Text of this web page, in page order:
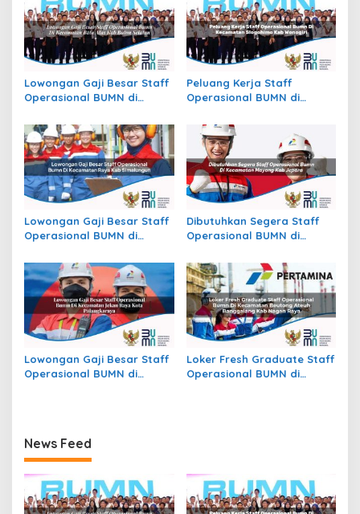
Lowongan Gaji Besar Staff
Operasional BUMN di
Buton Selatan
Peluang Kerja Staff
Operasional BUMN di
Kab. Wonogiri
Lowongan Gaji Besar Staff
Operasional BUMN di
Simalungun
Dibutuhkan Segera Staff
Operasional BUMN di
Jepara
Lowongan Gaji Besar Staff
Operasional BUMN di
Loker Fresh Graduate Staff
Operasional BUMN di
News Feed